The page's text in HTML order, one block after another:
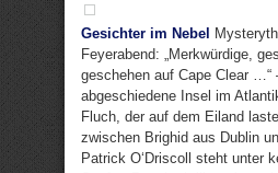
Gesichter im Nebel
Feyerabend: „Merkwürdige,
geschehen auf Cape Clear …“
abgeschiedene Insel im
Fluch, der auf dem Eiland
zwischen Brighid aus Dublin
Patrick O‘Driscoll steht unter